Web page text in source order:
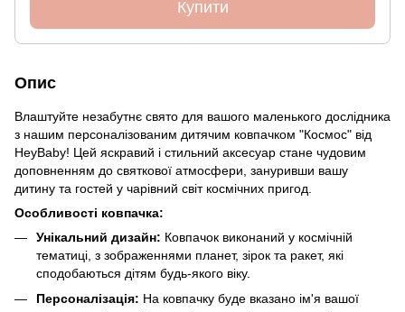
Купити
Опис
Влаштуйте незабутнє свято для вашого маленького дослідника
з нашим персоналізованим дитячим ковпачком "Космос" від
HeyBaby! Цей яскравий і стильний аксесуар стане чудовим
доповненням до святкової атмосфери, зануривши вашу
дитину та гостей у чарівний світ космічних пригод.
Особливості ковпачка:
Унікальний дизайн: Ковпачок виконаний у космічній
тематиці, з зображеннями планет, зірок та ракет, які
сподобаються дітям будь-якого віку.
Персоналізація: На ковпачку буде вказано ім'я вашої